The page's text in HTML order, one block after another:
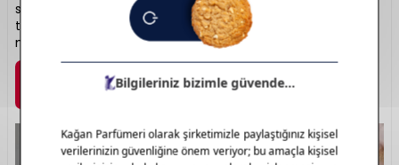
sunar. Kalıcı ve karakterli notaları, etkileyici şişe
tasarımlarıyla birleşir. Gucci, her parfümüyle bir stil
manifestosu sunar. Lüks kokunun yeniden tanımı: Gucci.
Marka Detayı